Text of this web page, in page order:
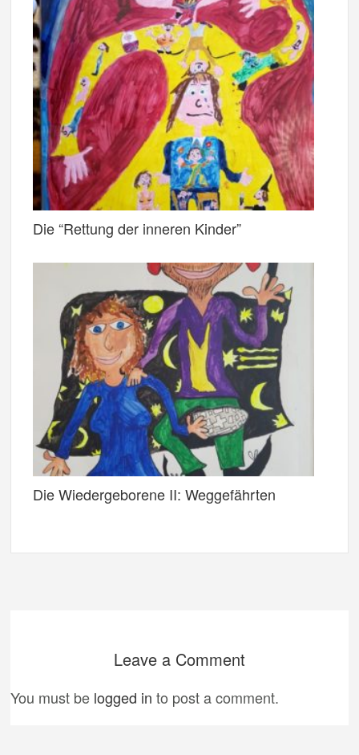
Die “Rettung der inneren Kinder”
Die Wiedergeborene II: Weggefährten
Leave a Comment
You must be logged in to post a comment.